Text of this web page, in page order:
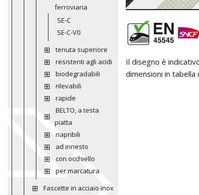
ferroviaria
SE-C
SE-C-V0
tenuta superiore
resistenti agli acidi
biodegradabili
rilevabili
rapide
BELTO, a testa
piatta
riapribili
ad innesto
con occhiello
per marcatura
Fascette in acciaio inox
Il disegno è
dimensioni in tabella